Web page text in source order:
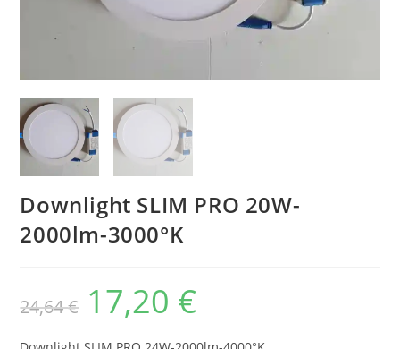
Downlight SLIM PRO 20W-
2000lm-3000°K
24,64€
Le
initial
24,64 €.
17,20 €
17,20 €.